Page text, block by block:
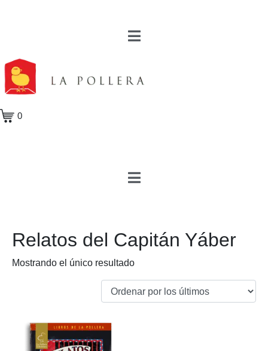
0
Relatos del Capitán Yáber
Mostrando el único resultado